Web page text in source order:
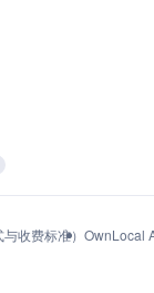
收费标准） OwnLocal